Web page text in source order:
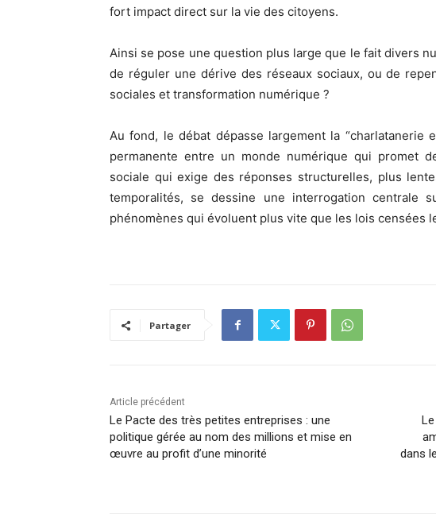
fort impact direct sur la vie des citoyens.
Ainsi se pose une question plus large que le fait divers
de réguler une dérive des réseaux sociaux, ou de
sociales et transformation numérique ?
Au fond, le débat dépasse largement la “charlatanerie
permanente entre un monde numérique qui promet
sociale qui exige des réponses structurelles, plus
temporalités, se dessine une interrogation centrale
phénomènes qui évoluent plus vite que les lois censées
Partager
Article précédent
Le Pacte des très petites entreprises : une
politique gérée au nom des millions et mise en
œuvre au profit d’une minorité
dans